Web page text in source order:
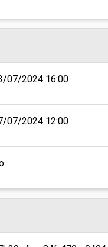
07/2024 16:00
07/2024 12:00